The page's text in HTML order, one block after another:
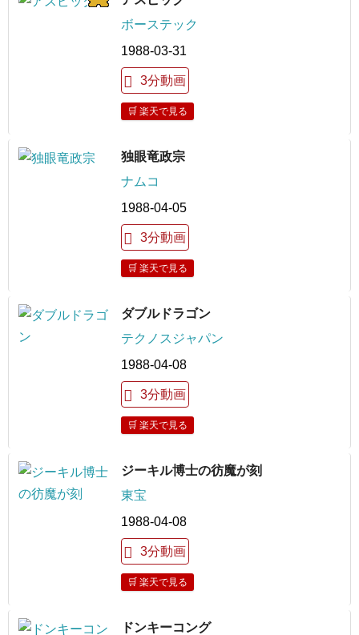
ボーステック
1988-03-31
3分動画
🛒 楽天で見る
独眼竜政宗
ナムコ
1988-04-05
3分動画
🛒 楽天で見る
ダブルドラゴン
テクノスジャパン
1988-04-08
3分動画
🛒 楽天で見る
ジーキル博士の彷魔が刻
東宝
1988-04-08
3分動画
🛒 楽天で見る
ドンキーコング